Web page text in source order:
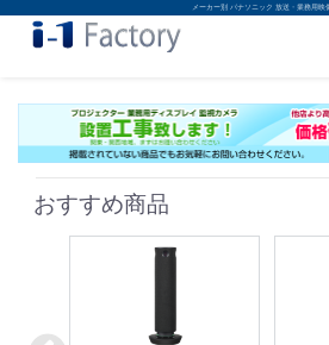
メーカー別 パナソニック 放送・業務用
おすすめ商品